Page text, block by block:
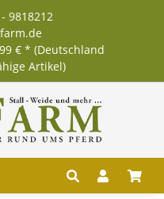
9818212
€ * (Deutschland
Artikel)